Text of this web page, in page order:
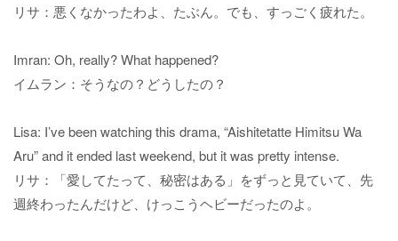
リサ：悪くなかったわよ、たぶん。でも、すっごく疲れた。
Imran: Oh, really? What happened?
イムラン：そうなの？どうしたの？
Lisa: I’ve been watching this drama, “Aishitetatte Himitsu Wa
Aru” and it ended last weekend, but it was pretty intense.
リサ：「愛してたって、秘密はある」をずっと見ていて、先
週終わったんだけど、けっこうヘビーだったのよ。